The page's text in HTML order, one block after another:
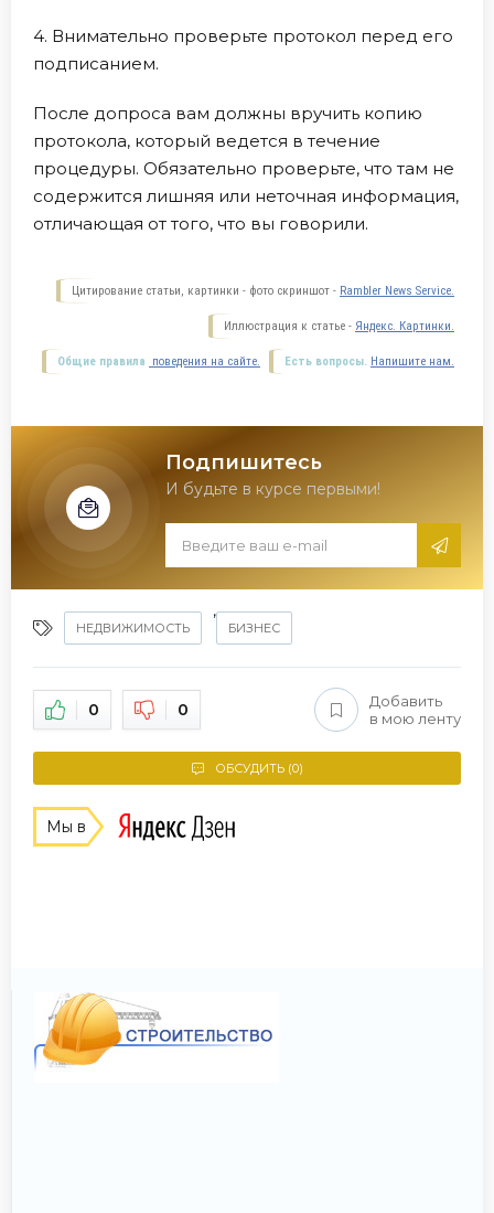
4. Внимательно проверьте протокол перед его
подписанием.
После допроса вам должны вручить копию
протокола, который ведется в течение
процедуры. Обязательно проверьте, что там не
содержится лишняя или неточная информация,
отличающая от того, что вы говорили.
Цитирование статьи, картинки - фото скриншот - Rambler News Service.
Иллюстрация к статье - Яндекс. Картинки.
Есть вопросы. Напишите нам.
Общие правила поведения на сайте.
Подпишитесь
И будьте в курсе первыми!
НЕДВИЖИМОСТЬ
,
БИЗНЕС
0 0
Добавить
в мою ленту
ОБСУДИТЬ (0)
Мы в